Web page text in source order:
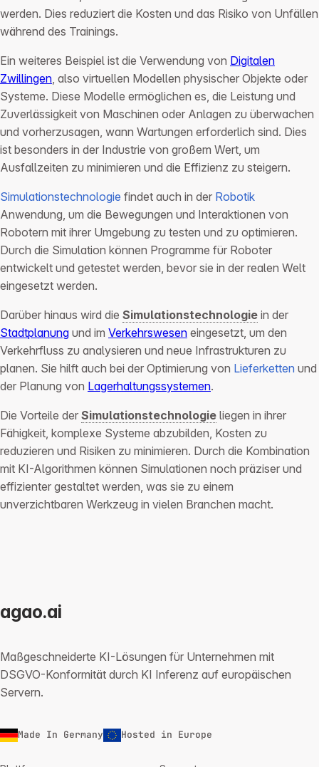
werden. Dies reduziert die Kosten und das Risiko von Unfällen
während des Trainings.
Ein weiteres Beispiel ist die Verwendung von Digitalen
Zwillingen, also virtuellen Modellen physischer Objekte oder
Systeme. Diese Modelle ermöglichen es, die Leistung und
Zuverlässigkeit von Maschinen oder Anlagen zu überwachen
und vorherzusagen, wann Wartungen erforderlich sind. Dies
ist besonders in der Industrie von großem Wert, um
Ausfallzeiten zu minimieren und die Effizienz zu steigern.
Simulationstechnologie findet auch in der Robotik
Anwendung, um die Bewegungen und Interaktionen von
Robotern mit ihrer Umgebung zu testen und zu optimieren.
Durch die Simulation können Programme für Roboter
entwickelt und getestet werden, bevor sie in der realen Welt
eingesetzt werden.
Darüber hinaus wird die Simulationstechnologie in der
Stadtplanung und im Verkehrswesen eingesetzt, um den
Verkehrfluss zu analysieren und neue Infrastrukturen zu
planen. Sie hilft auch bei der Optimierung von Lieferketten und
der Planung von Lagerhaltungssystemen.
Die Vorteile der Simulationstechnologie liegen in ihrer
Fähigkeit, komplexe Systeme abzubilden, Kosten zu
reduzieren und Risiken zu minimieren. Durch die Kombination
mit KI-Algorithmen können Simulationen noch präziser und
effizienter gestaltet werden, was sie zu einem
unverzichtbaren Werkzeug in vielen Branchen macht.
agao.ai
Maßgeschneiderte KI-Lösungen für Unternehmen mit
DSGVO-Konformität durch KI Inferenz auf europäischen
Servern.
Made In Germany Hosted in Europe